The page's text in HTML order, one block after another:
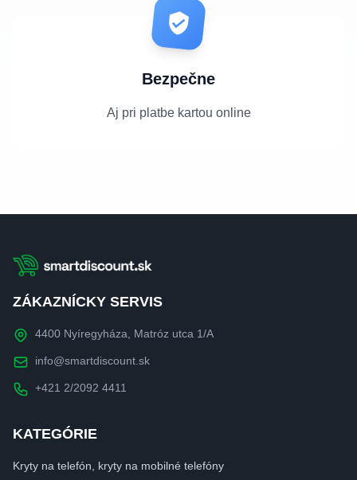
Bezpečne
Aj pri platbe kartou online
ZÁKAZNÍCKY SERVIS
4400 Nyíregyháza, Matróz utca 1/A
info@smartdiscount.sk
+421 2/2092 4411
KATEGÓRIE
Kryty na telefón, kryty na mobilné telefóny